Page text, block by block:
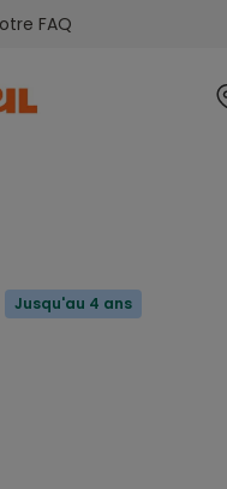
FAQ
Jusqu'au 4 ans